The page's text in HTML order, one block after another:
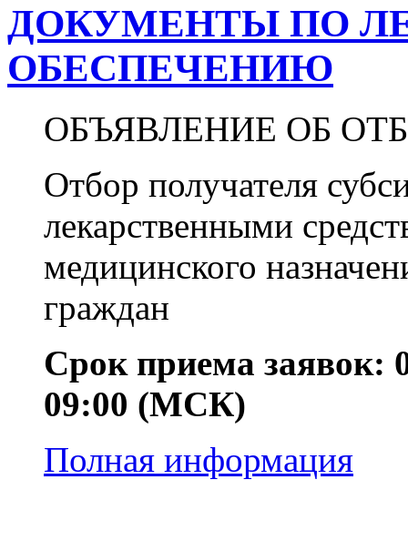
ДОКУМЕНТЫ ПО
ОБЕСПЕЧЕНИЮ
ОБЪЯВЛЕНИЕ ОБ
Отбор получателя
лекарственными
медицинского
граждан
Срок приема заявок:
09:00 (МСК)
Полная информация